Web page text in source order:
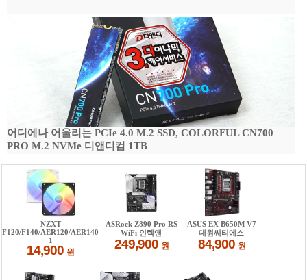
어디에나 어울리는 PCIe 4.0 M.2 SSD, COLORFUL CN700
PRO M.2 NVMe 디앤디컴 1TB